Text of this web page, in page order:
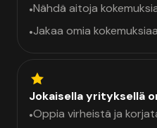
•Nähdä aitoja
•Jakaa omia
Jokaisella yrityksellä
•Oppia virheistä ja